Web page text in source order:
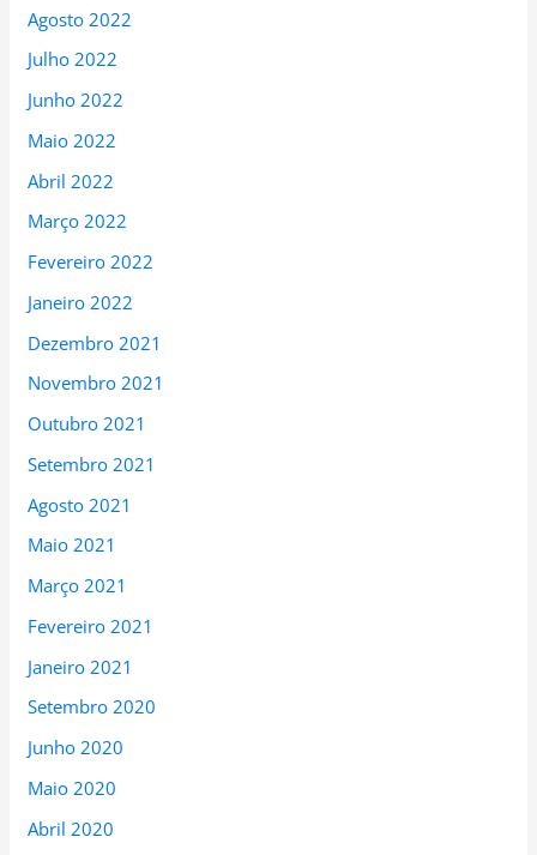
Agosto 2022
Julho 2022
Junho 2022
Maio 2022
Abril 2022
Março 2022
Fevereiro 2022
Janeiro 2022
Dezembro 2021
Novembro 2021
Outubro 2021
Setembro 2021
Agosto 2021
Maio 2021
Março 2021
Fevereiro 2021
Janeiro 2021
Setembro 2020
Junho 2020
Maio 2020
Abril 2020